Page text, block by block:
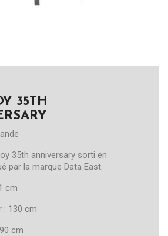
35TH
35th anniversary sorti en
par la marque Data East.
cm
: 130 cm
cm